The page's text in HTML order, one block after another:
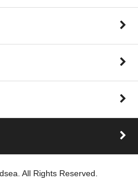
All Rights Reserved.